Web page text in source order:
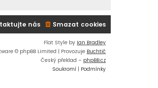
Smazat cookies
nás
Flat Style by Ian Bradley
© phpBB Limited | Provozuje Buchtič
Český překlad – phpBB.cz
Soukromí | Podmínky